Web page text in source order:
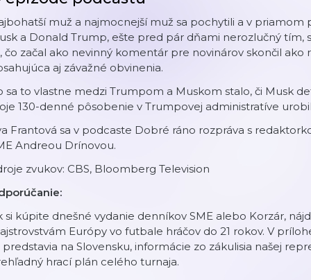
muž a najmocnejší muž sa pochytili a v priamom
a Donald Trump, ešte pred pár dňami nerozlučný tím,
čo začal ako nevinný komentár pre novinárov skončil ako
aj závažné obvinenia.
sa to vlastne medzi Trumpom a Muskom stalo, či Musk
130-denné pôsobenie v Trumpovej administratíve
Frantová sa v podcaste Dobré ráno rozpráva s
Andreou Drínovou.
zvukov: CBS, Bloomberg Television
si kúpite dnešné vydanie denníkov SME alebo Korzár,
Európy vo futbale hráčov do 21 rokov. V
predstavia na Slovensku, informácie zo zákulisia našej
hrací plán celého turnaja.